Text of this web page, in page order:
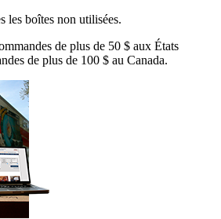
les boîtes non utilisées.
de plus de 50 $ aux États
de plus de 100 $ au Canada.